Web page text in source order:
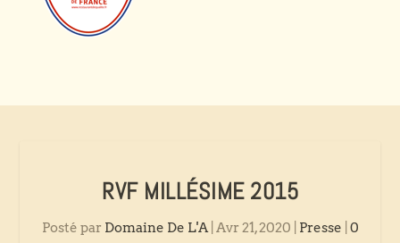
RVF MILLÉSIME 2015
Posté par Domaine De L'A| Avr 21, 2020 Presse 0